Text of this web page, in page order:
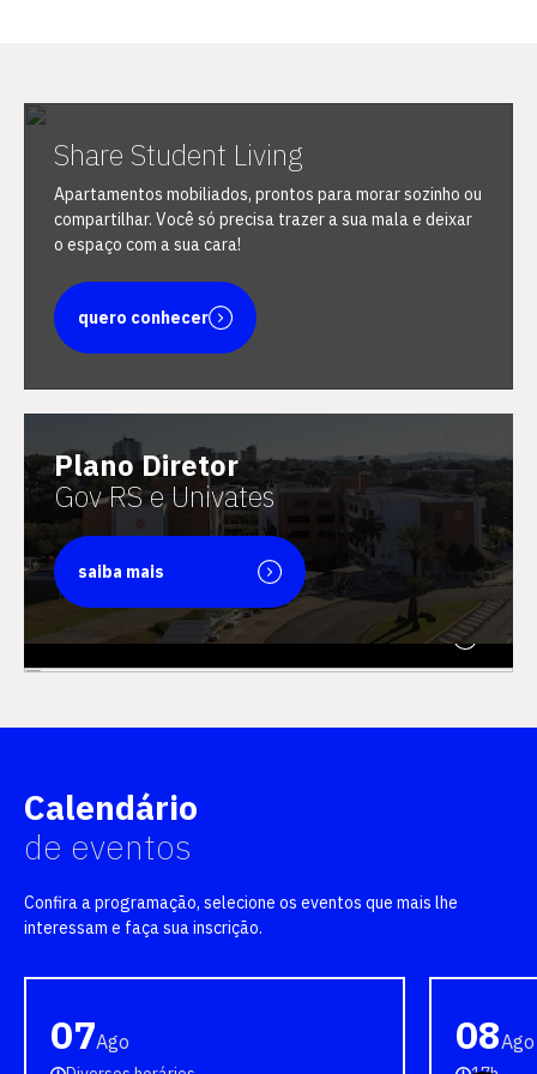
Share Student Living
Apartamentos mobiliados, prontos para morar sozinho ou
compartilhar. Você só precisa trazer a sua mala e deixar
o espaço com a sua cara!
quero conhecer
Plano Diretor
Gov RS e Univates
saiba mais
Calendário
de eventos
Confira a programação, selecione os eventos que mais lhe
interessam e faça sua inscrição.
07Ago 08Ago
Escolha a vaga que você
quer concorrer:
vagas para início de curso
vagas a partir do 2º ano de curso